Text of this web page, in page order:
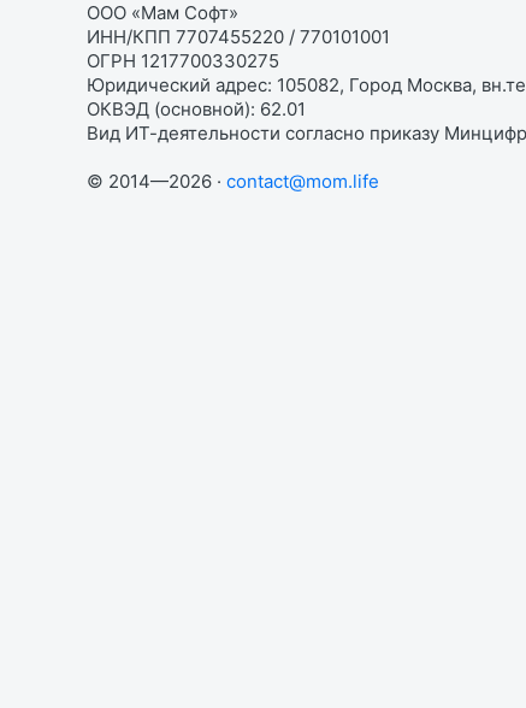
ООО «Мам Софт»
ИНН/КПП 7707455220 / 770101001
ОГРН 1217700330275
Юридический адрес: 105082, Город Москва,
ОКВЭД (основной): 62.01
Вид ИТ-деятельности согласно приказу
© 2014—2026 · contact@mom.life